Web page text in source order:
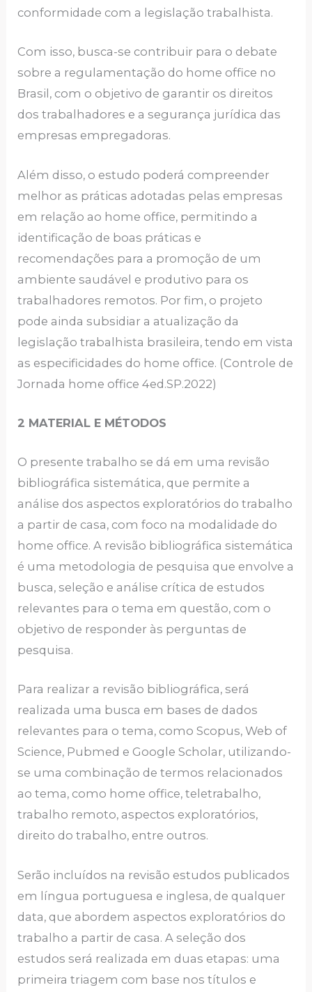
conformidade com a legislação trabalhista.
Com isso, busca-se contribuir para o debate
sobre a regulamentação do home office no
Brasil, com o objetivo de garantir os direitos
dos trabalhadores e a segurança jurídica das
empresas empregadoras.
Além disso, o estudo poderá compreender
melhor as práticas adotadas pelas empresas
em relação ao home office, permitindo a
identificação de boas práticas e
recomendações para a promoção de um
ambiente saudável e produtivo para os
trabalhadores remotos. Por fim, o projeto
pode ainda subsidiar a atualização da
legislação trabalhista brasileira, tendo em vista
as especificidades do home office. (Controle de
Jornada home office 4ed.SP.2022)
2 MATERIAL E MÉTODOS
O presente trabalho se dá em uma revisão
bibliográfica sistemática, que permite a
análise dos aspectos exploratórios do trabalho
a partir de casa, com foco na modalidade do
home office. A revisão bibliográfica sistemática
é uma metodologia de pesquisa que envolve a
busca, seleção e análise crítica de estudos
relevantes para o tema em questão, com o
objetivo de responder às perguntas de
pesquisa.
Para realizar a revisão bibliográfica, será
realizada uma busca em bases de dados
relevantes para o tema, como Scopus, Web of
Science, Pubmed e Google Scholar, utilizando-
se uma combinação de termos relacionados
ao tema, como home office, teletrabalho,
trabalho remoto, aspectos exploratórios,
direito do trabalho, entre outros.
Serão incluídos na revisão estudos publicados
em língua portuguesa e inglesa, de qualquer
data, que abordem aspectos exploratórios do
trabalho a partir de casa. A seleção dos
estudos será realizada em duas etapas: uma
primeira triagem com base nos títulos e